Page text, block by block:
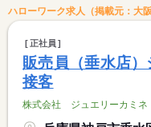
ハローワーク求人（掲載元：大
正社員
販売員（垂水店
接客
株式会社 ジュエリーカミネ